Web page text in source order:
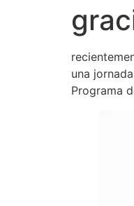
una
Programa